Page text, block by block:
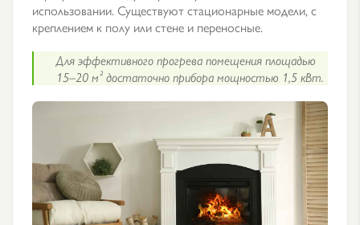
использовании. Существуют стационарные модели, с
креплением к полу или стене и переносные.
Для эффективного прогрева помещения площадью
15–20 м² достаточно прибора мощностью 1,5 кВт.